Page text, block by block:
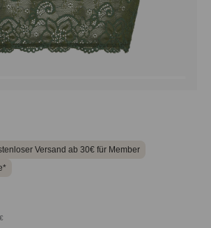
Versand ab 30€ für Member